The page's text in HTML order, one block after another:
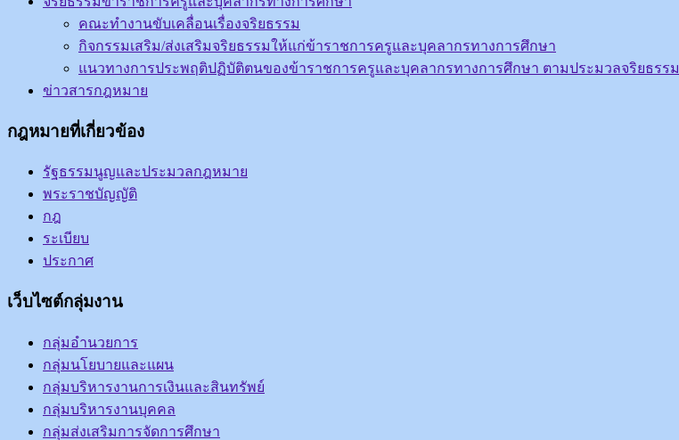
คณะทำงานขับเคลื่อนเรื่องจริยธรรม
กิจกรรมเสริม/ส่งเสริมจริยธรรมให้แก่ข้าราชการครูและบุคลากรทางการศึกษา
แนวทางการประพฤติปฏิบัติตนของข้าราชการครูและบุคลากรทางการศึกษา ตามประมวลจริยธรรม
ข่าวสารกฎหมาย
กฎหมายที่เกี่ยวข้อง
รัฐธรรมนูญและประมวลกฎหมาย
พระราชบัญญัติ
กฎ
ระเบียบ
ประกาศ
เว็บไซต์กลุ่มงาน
กลุ่มอำนวยการ
กลุ่มนโยบายและแผน
กลุ่มบริหารงานการเงินและสินทรัพย์
กลุ่มบริหารงานบุคคล
กลุ่มส่งเสริมการจัดการศึกษา